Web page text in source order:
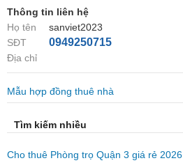
Thông tin liên hệ
Họ tên
sanviet2023
SĐT
0949250715
Địa chỉ
Mẫu hợp đồng thuê nhà
Tìm kiếm nhiều
Cho thuê Phòng trọ Quận 3 giá rẻ 2026